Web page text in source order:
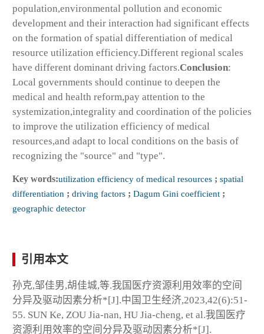
population,environmental pollution and economic
development and their interaction had significant effects
on the formation of spatial differentiation of medical
resource utilization efficiency.Different regional scales
have different dominant driving factors.Conclusion:
Local governments should continue to deepen the
medical and health reform,pay attention to the
systemization,integrality and coordination of the policies
to improve the utilization efficiency of medical
resources,and adapt to local conditions on the basis of
recognizing the "source" and "type".
Key words:utilization efficiency of medical resources ; spatial
differentiation ; driving factors ; Dagum Gini coefficient ;
geographic detector
引用本文
孙克,邹佳男,胡佳城,等.我国医疗资源利用效率的空间
分异及驱动因素分析*[J].中国卫生经济,2023,42(6):51-
55. SUN Ke, ZOU Jia-nan, HU Jia-cheng, et al.我国医疗
资源利用效率的空间分异及驱动因素分析*[J].